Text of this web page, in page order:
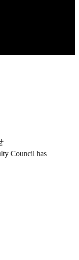
Council has